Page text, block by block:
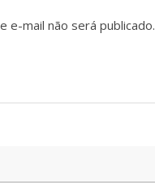
e-mail não será publicado.